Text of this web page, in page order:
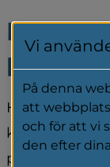
Här hittar du
politiker.
Vi
På denna
att
och för att vi
den efter